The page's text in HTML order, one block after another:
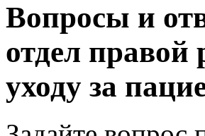
Вопросы и
отдел
уходу за